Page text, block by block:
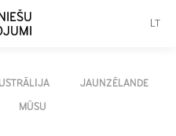
JAUNZĒLANDE
MŪSU
LT